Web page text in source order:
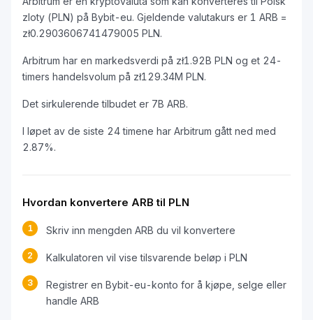
zloty (PLN) på Bybit-eu. Gjeldende valutakurs er 1 ARB =
zł0.2903606741479005 PLN.
Arbitrum har en markedsverdi på zł1.92B PLN og et 24-
timers handelsvolum på zł129.34M PLN.
Det sirkulerende tilbudet er 7B ARB.
I løpet av de siste 24 timene har Arbitrum gått ned med
2.87%.
Hvordan konvertere ARB til PLN
1 Skriv inn mengden ARB du vil konvertere
2 Kalkulatoren vil vise tilsvarende beløp i PLN
3
Registrer en Bybit-eu-konto for å kjøpe, selge eller
handle ARB